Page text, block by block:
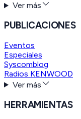
Ver más
PUBLICACIONES
Eventos
Especiales
Syscomblog
Radios KENWOOD
Ver más
HERRAMIENTAS